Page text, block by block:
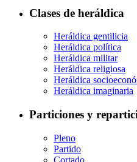
Clases de heráldica
Heráldica gentilicia
Heráldica política
Heráldica militar
Heráldica religiosa
Heráldica
Heráldica imaginaria
Particiones y
Pleno
Partido
Cortado